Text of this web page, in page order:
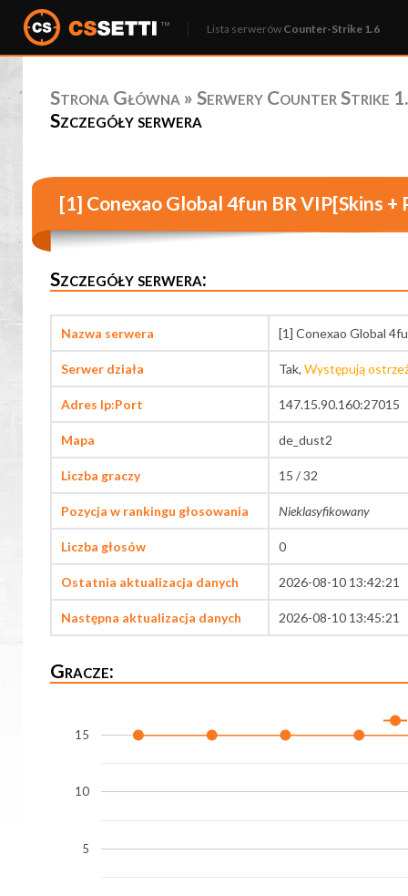
Lista serwerów Counter-Strike 1.6
Strona Główna » Serwery Counter Strike
Szczegóły serwera
[1] Conexao Global 4fun BR VIP[Skins +
Szczegóły serwera:
Nazwa serwera [1] Conexao Global
Serwer działa Tak, Występują
Adres Ip:Port 147.15.90.160:27015
Mapa de_dust2
Liczba graczy 15 / 32
Pozycja w rankingu głosowania Nieklasyfikowany
Liczba głosów 0
Ostatnia aktualizacja danych 2026-08-10 13:42:21
Następna aktualizacja danych 2026-08-10 13:45:21
Gracze:
5
10
15